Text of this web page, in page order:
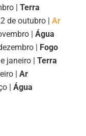
| Terra
de outubro | Ar
| Água
|
Fogo
janeiro | Terra
| Ar
| Água